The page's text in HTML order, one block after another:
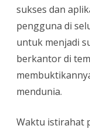
sukses dan
pengguna di
untuk menjadi
berkantor di
mendunia.
Waktu istirahat